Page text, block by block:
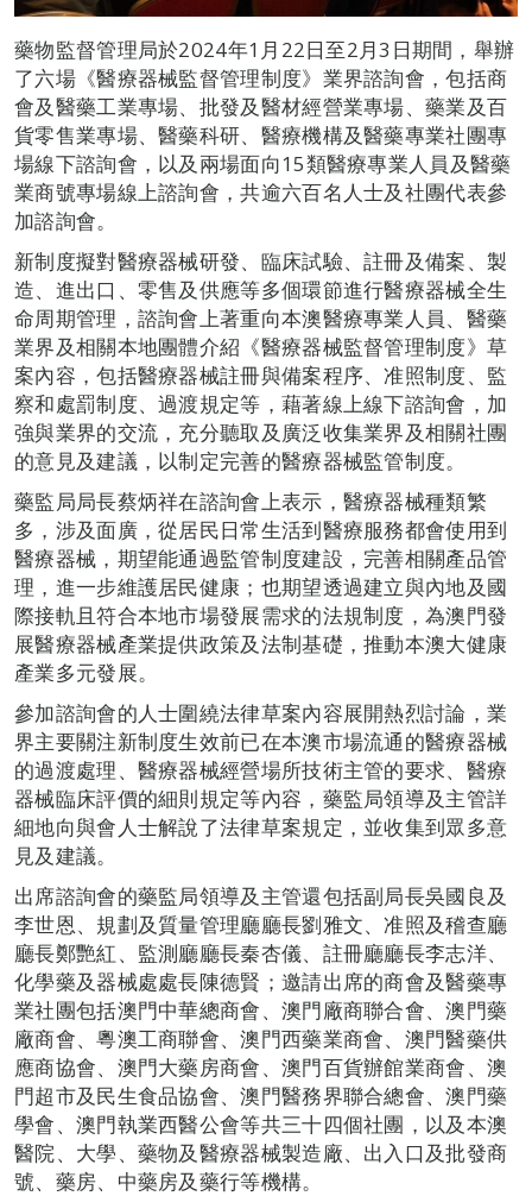
藥物監督管理局於2024年1月22日至2月3日期間，舉辦
了六場《醫療器械監督管理制度》業界諮詢會，包括商
會及醫藥工業專場、批發及醫材經營業專場、藥業及百
貨零售業專場、醫藥科研、醫療機構及醫藥專業社團專
場線下諮詢會，以及兩場面向15類醫療專業人員及醫藥
業商號專場線上諮詢會，共逾六百名人士及社團代表參
加諮詢會。
新制度擬對醫療器械研發、臨床試驗、註冊及備案、製
造、進出口、零售及供應等多個環節進行醫療器械全生
命周期管理，諮詢會上著重向本澳醫療專業人員、醫藥
業界及相關本地團體介紹《醫療器械監督管理制度》草
案內容，包括醫療器械註冊與備案程序、准照制度、監
察和處罰制度、過渡規定等，藉著線上線下諮詢會，加
強與業界的交流，充分聽取及廣泛收集業界及相關社團
的意見及建議，以制定完善的醫療器械監管制度。
藥監局局長蔡炳祥在諮詢會上表示，醫療器械種類繁
多，涉及面廣，從居民日常生活到醫療服務都會使用到
醫療器械，期望能通過監管制度建設，完善相關產品管
理，進一步維護居民健康；也期望透過建立與內地及國
際接軌且符合本地市場發展需求的法規制度，為澳門發
展醫療器械產業提供政策及法制基礎，推動本澳大健康
產業多元發展。
參加諮詢會的人士圍繞法律草案內容展開熱烈討論，業
界主要關注新制度生效前已在本澳市場流通的醫療器械
的過渡處理、醫療器械經營場所技術主管的要求、醫療
器械臨床評價的細則規定等內容，藥監局領導及主管詳
細地向與會人士解說了法律草案規定，並收集到眾多意
見及建議。
出席諮詢會的藥監局領導及主管還包括副局長吳國良及
李世恩、規劃及質量管理廳廳長劉雅文、准照及稽查廳
廳長鄭艷紅、監測廳廳長秦杏儀、註冊廳廳長李志洋、
化學藥及器械處處長陳德賢；邀請出席的商會及醫藥專
業社團包括澳門中華總商會、澳門廠商聯合會、澳門藥
廠商會、粵澳工商聯會、澳門西藥業商會、澳門醫藥供
應商協會、澳門大藥房商會、澳門百貨辦館業商會、澳
門超市及民生食品協會、澳門醫務界聯合總會、澳門藥
學會、澳門執業西醫公會等共三十四個社團，以及本澳
醫院、大學、藥物及醫療器械製造廠、出入口及批發商
號、藥房、中藥房及藥行等機構。